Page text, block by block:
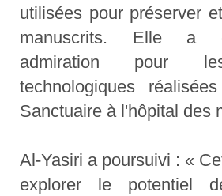
utilisées pour préserver
manuscrits. Elle a
admiration pour
technologiques
Sanctuaire à l'hôpital des
Al-Yasiri a poursuivi : «
explorer le potentiel